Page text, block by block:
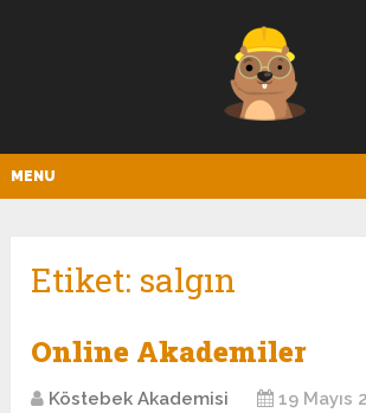
MENU
Etiket: salgın
Online Akademiler
Köstebek Akademisi
19 Mayıs